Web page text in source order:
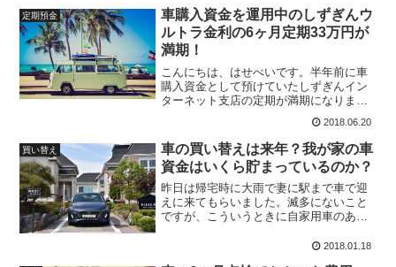
故障なく運転できています。来年の車検
を通すか、車を買い替...
定期預金
車購入資金を運用中のしずぎんウ
ルトラ金利の6ヶ月定期33万円が
満期！
こんにちは、はせべいです。半年前に車
購入資金として預けていたしずぎんイン
ターネット支店の定期が満期になりまし
トラ金利は、いつも教育資金と車購入資
金の運用先として利用しています。もと
もと車購入資金は毎月1万...
2018.06.20
買い替え
車の買い替えは来年？我が家の車
資金はいくら貯まっているのか？
昨日は帰宅時に大雨で妻に駅まで車で迎
えに来てもらいました。滅多にないこと
ですが、こういうときに自家用車のあり
の価格もさることながら、自動車税や自
2018.01.18